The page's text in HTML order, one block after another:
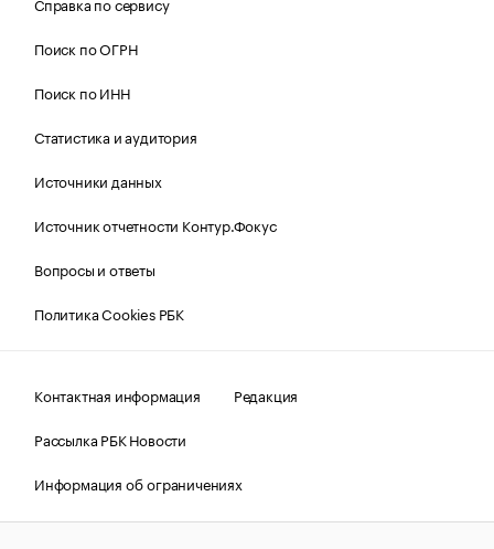
Поиск по ОГРН
Поиск по ИНН
Статистика и аудитория
Источники данных
Источник отчетности Контур.Фокус
Вопросы и ответы
Политика Cookies РБК
Контактная информация
Редакция
Рассылка РБК Новости
Информация об ограничениях
Правовая информация
О соблюдении авторских прав